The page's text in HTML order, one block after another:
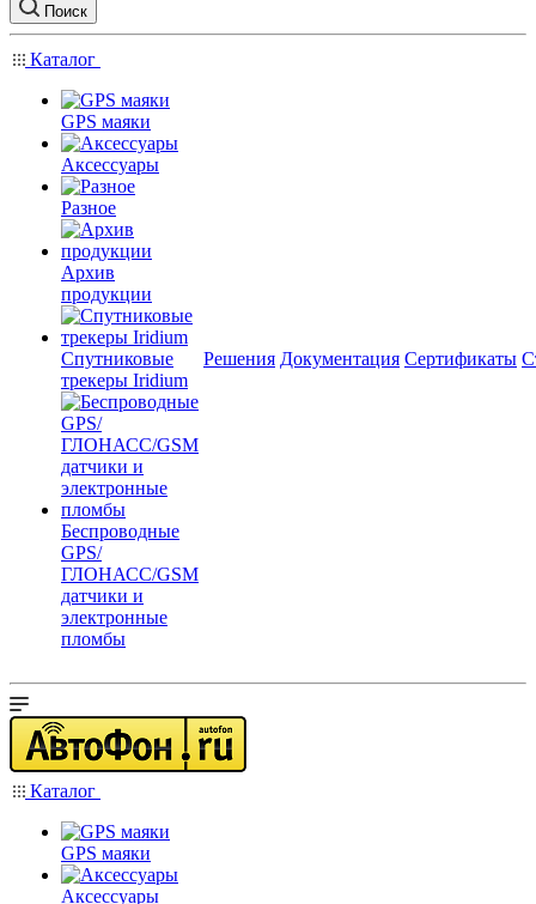
Поиск
Каталог
GPS маяки
Аксессуары
Разное
Архив
продукции
Спутниковые
трекеры Iridium
Беспроводные
GPS/
ГЛОНАСС/GSM
датчики и
электронные
пломбы
Решения Документация Сертификаты
Каталог
GPS маяки
Аксессуары